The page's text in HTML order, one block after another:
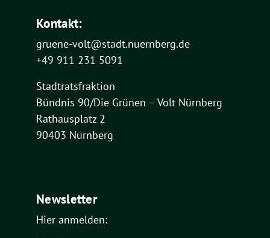
Kontakt:
gruene-volt@stadt.nuernberg.de
+49 911 231 5091
Stadtratsfraktion
Bündnis 90/Die Grünen – Volt Nürnberg
Rathausplatz 2
90403 Nürnberg
Newsletter
Hier anmelden: